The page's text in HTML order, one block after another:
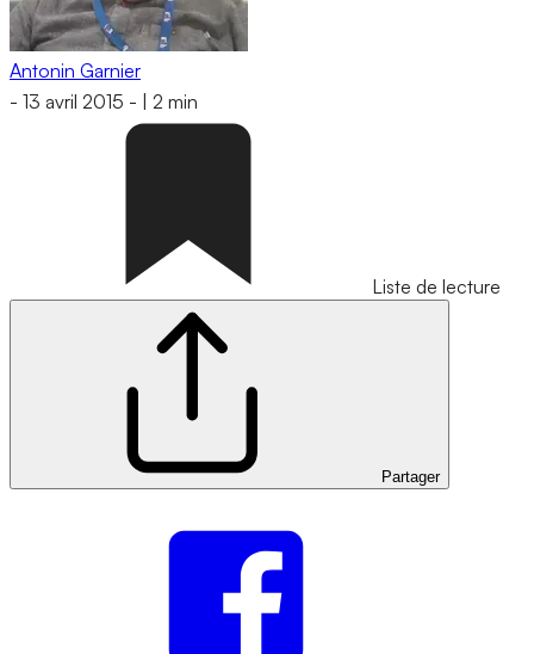
Antonin Garnier
- 13 avril 2015 - 2 min
Liste de lecture
Partager